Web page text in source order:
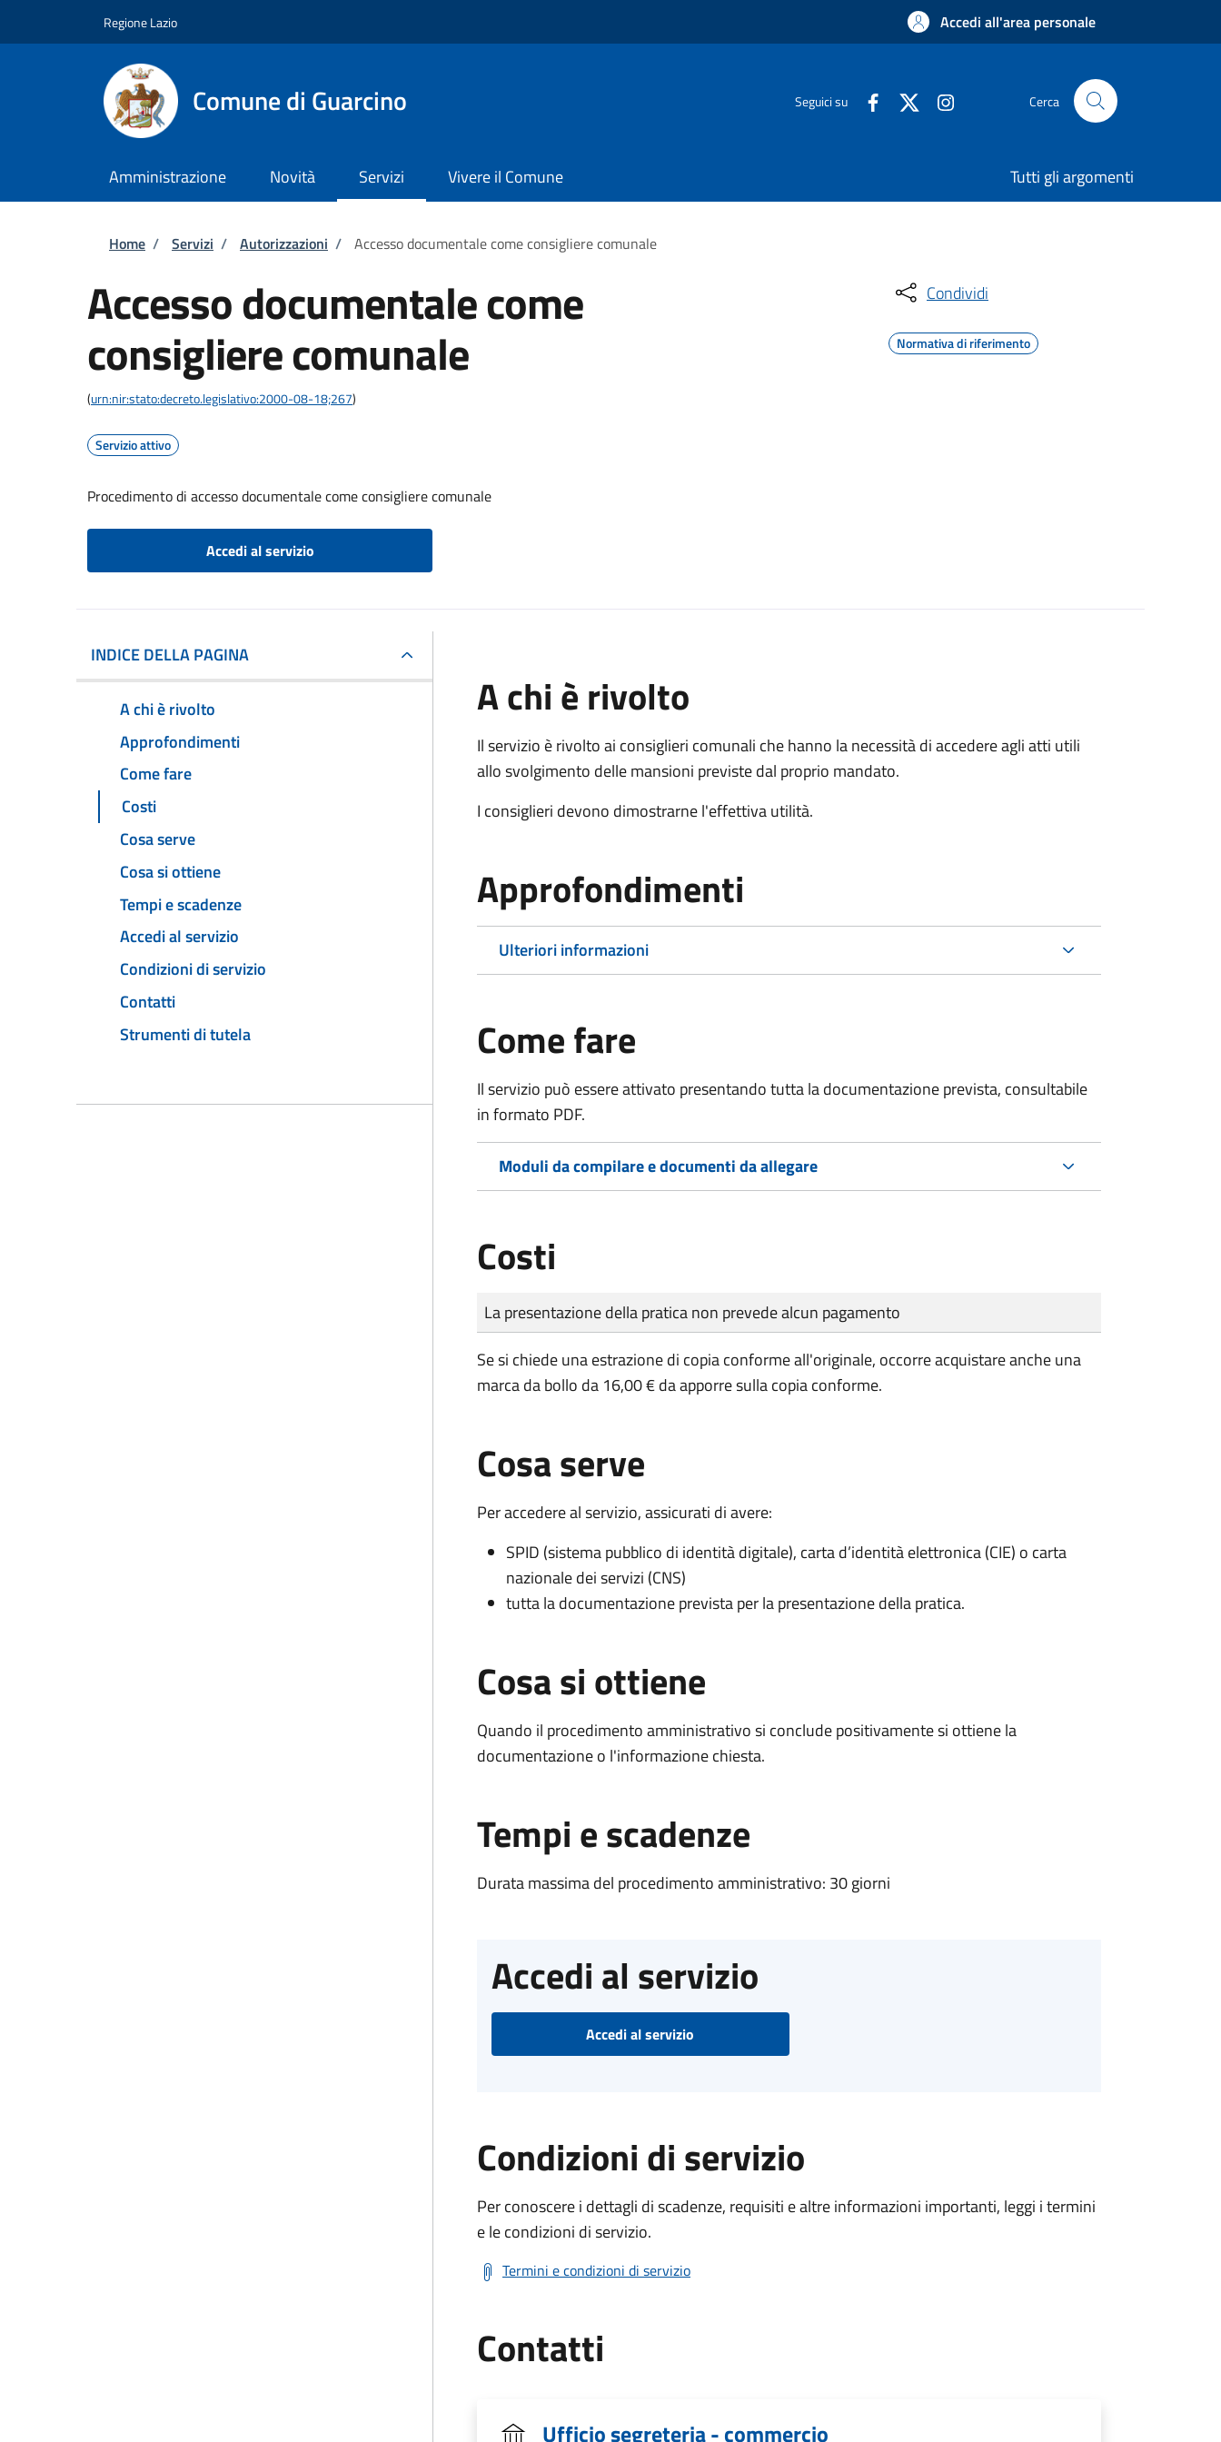
Regione Lazio Accedi all'area personale
Comune di Guarcino Seguici su Cerca
Amministrazione Novità Servizi Vivere il Comune Tutti gli argomenti
Briciole di pane
Home / Servizi / Autorizzazioni / Accesso documentale come consigliere comunale
Accesso documentale come
consigliere comunale
(urn:nir:stato:decreto.legislativo:2000-08-18;267)
Servizio attivo
Procedimento di accesso documentale come consigliere comunale
Accedi al servizio
Condividi
Normativa di riferimento
INDICE DELLA PAGINA
A chi è rivolto
Approfondimenti
Come fare
Costi
Cosa serve
Cosa si ottiene
Tempi e scadenze
Accedi al servizio
Condizioni di servizio
Contatti
Strumenti di tutela
A chi è rivolto
Il servizio è rivolto ai consiglieri comunali che hanno la necessità di accedere agli atti utili
allo svolgimento delle mansioni previste dal proprio mandato.
I consiglieri devono dimostrarne l'effettiva utilità.
Approfondimenti
Ulteriori informazioni
Come fare
Il servizio può essere attivato presentando tutta la documentazione prevista, consultabile
in formato PDF.
Moduli da compilare e documenti da allegare
Costi
Tipo di pagamento
Importo
La presentazione della pratica non prevede alcun pagamento
Se si chiede una estrazione di copia conforme all'originale, occorre acquistare anche una
marca da bollo da 16,00 € da apporre sulla copia conforme.
Cosa serve
Per accedere al servizio, assicurati di avere:
SPID (sistema pubblico di identità digitale), carta d’identità elettronica (CIE) o carta
nazionale dei servizi (CNS)
tutta la documentazione prevista per la presentazione della pratica.
Cosa si ottiene
Quando il procedimento amministrativo si conclude positivamente si ottiene la
documentazione o l'informazione chiesta.
Tempi e scadenze
Durata massima del procedimento amministrativo: 30 giorni
Accedi al servizio
Accedi al servizio
Condizioni di servizio
Per conoscere i dettagli di scadenze, requisiti e altre informazioni importanti, leggi i termini
e le condizioni di servizio.
Termini e condizioni di servizio
Contatti
Ufficio segreteria - commercio